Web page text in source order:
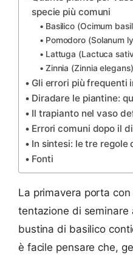
specie più comuni
Basilico (Ocimum
Pomodoro (Solanum
Lattuga (Lactuca
Zinnia (Zinnia elegans)
Gli errori più frequenti
Diradare le piantine:
Il trapianto nel vaso
Errori comuni dopo il
In sintesi: le tre regole
Fonti
La primavera porta con
tentazione di seminare
bustina di basilico
è facile pensare che,